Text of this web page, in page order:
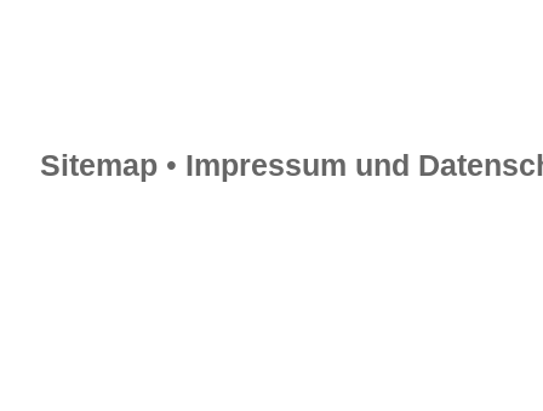
Sitemap • Impressum und